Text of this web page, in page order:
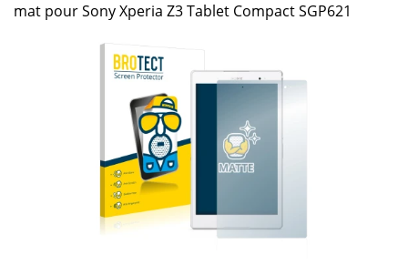
mat pour Sony Xperia Z3 Tablet Compact SGP621